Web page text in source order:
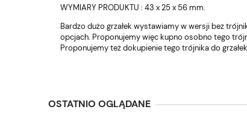
WYMIARY PRODUKTU : 43 x 25 x 56 mm.
Bardzo dużo grzałek wystawiamy w wersji bez
opcjach. Proponujemy więc kupno osobno tego
Proponujemy też dokupienie tego trójnika do
OSTATNIO OGLĄDANE